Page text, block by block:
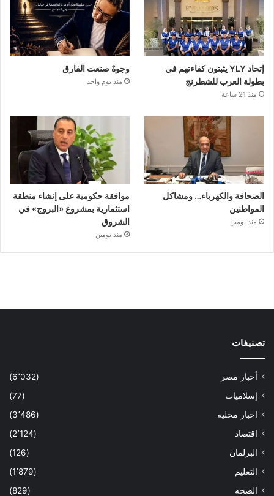
إتحاد YLY يثبتون كفاءتهم في
بطولة العرب للشطرنج
منذ 21 ساعة
وجوهٌ صنعت الفارق
منذ يوم واحد
الصحافة والكهرباء… ومشاكل
المواطنين
منذ يومين
موافقة حكومية على إنشاء منطقة
استثمارية بمشروع «البروج» في
الشروق
منذ يومين
تصنيفات
أخبار مصر
(6٬032)
إسلاميات
(77)
اخبار محليه
(3٬486)
اقتصاد
(2٬124)
البرلمان
(126)
التعليم
(1٬879)
الصحه
(829)